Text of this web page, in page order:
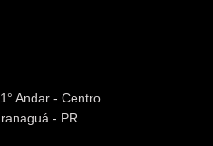
Andar - Centro
- PR